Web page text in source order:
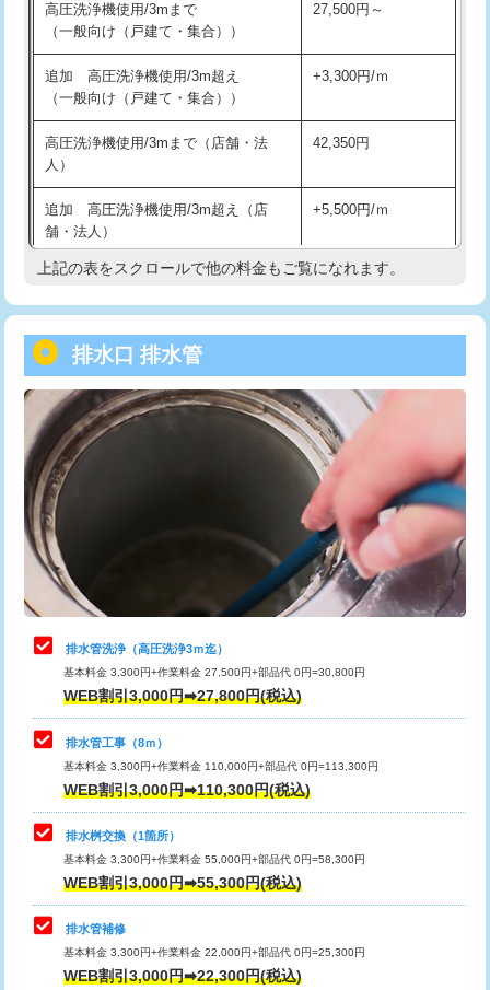
追加人工 16,500円
廃棄・処分
※給水管工事は20mmまでの価格です。
給水管工事※（バンド止め)
給水管工事※（支持金具設置) 5,500円
給水管工事※（保温材使用（バンド止
め込み）)
5,500円
給水管工事※（土の掘削・埋め戻し作
業)
11,000円
給水管工事※（塩ビ管（VP・HI）使
用/3ｍまで)
用（追加）/3ｍ超え)
給水管工事※（ライニング鋼管・銅
管・ポリ管・HT管使用/3ｍまで)
44,000円
給水管工事※（ライニング鋼管・銅
管・ポリ管・HT管使用/3ｍ超え)
+8,800円
排水管工事（土の掘削・埋め戻し作
業）
11,000円~
排水管工事（排水管工事/3ｍまで） 55,000円
排水管工事（追加 排水管工事/3ｍ超
え）
マス交換（土の掘削・埋め戻し作業）
マス交換（深さ50㎝未満）
マス交換（深さ50㎝以上）
コンクリート斫り（厚さ10㎝まで）
コンクリート斫り（厚さ10㎝超え）
モルタル補修（厚さ10㎝まで）
モルタル補修（厚さ10㎝超え）
高圧洗浄機使用/3mまで
（一般向け（戸建て・集合））
27,500円～
追加 高圧洗浄機使用/3m超え
（一般向け（戸建て・集合））
+3,300円/ｍ
高圧洗浄機使用/3mまで（店舗・法
人）
42,350円
追加 高圧洗浄機使用/3m超え（店
舗・法人）
+5,500円/ｍ
高度高圧洗浄換 現地調査
トーラー機使用/3mまで
追加トーラー機使用/3m超え +3,300円
カメラ調査 33,000円
桝清掃 8,800円
止水・漏水調査・防水処理・清掃・修
理・調整・分解・加工など（軽作業）
11,000円
止水・漏水調査・防水処理・清掃・修
理・調整・分解・加工など（中作業）
22,000円
止水・漏水調査・防水処理・清掃・修
理・調整・分解・加工など（重作業）
33,000円
その他部品の脱着
交換・取付（タンク）
交換・取付(単水栓（壁付・デッキ
式）)
交換・取付(混合水栓（壁付・デッキ
式・ワンホール）)
16,500円+材料費
交換・取付(排水栓・排水トラップ
上記の表をスクロールで他の料金もご覧になれます。
排水口 排水管
排水管洗浄（高圧洗浄3ｍ迄）
基本料金 3,300円+作業料金 27,500円+部品代 0円=30,800円
WEB割引3,000円➡27,800円(税込)
排水管工事（8ｍ）
基本料金 3,300円+作業料金 110,000円+部品代 0円=113,300円
WEB割引3,000円➡110,300円(税込)
排水桝交換（1箇所）
基本料金 3,300円+作業料金 55,000円+部品代 0円=58,300円
WEB割引3,000円➡55,300円(税込)
排水管補修
基本料金 3,300円+作業料金 22,000円+部品代 0円=25,300円
WEB割引3,000円➡22,300円(税込)